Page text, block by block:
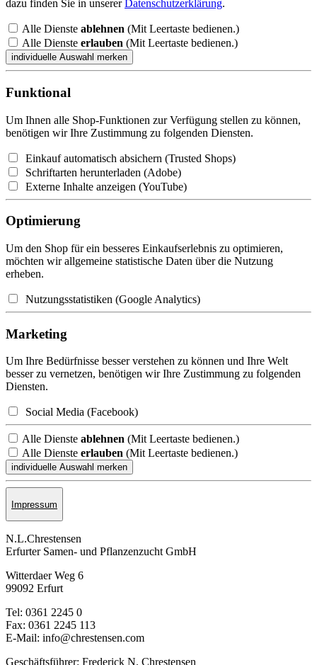
dazu finden Sie in unsererDatenschutzerklärung.
Alle Dienste ablehnen (Mit Leertaste bedienen.)
Alle Dienste erlauben (Mit Leertaste bedienen.)
Funktional
Um Ihnen alle Shop-Funktionen zur Verfügung stellen zu können,
benötigen wir Ihre Zustimmung zu folgenden Diensten.
Einkauf automatisch absichern (Trusted Shops)
Schriftarten herunterladen (Adobe)
Externe Inhalte anzeigen (YouTube)
Optimierung
Um den Shop für ein besseres Einkaufserlebnis zu optimieren,
möchten wir allgemeine statistische Daten über die Nutzung
erheben.
Nutzungsstatistiken (Google Analytics)
Marketing
Um Ihre Bedürfnisse besser verstehen zu können und Ihre Welt
besser zu vernetzen, benötigen wir Ihre Zustimmung zu folgenden
Diensten.
Social Media (Facebook)
Alle Dienste ablehnen (Mit Leertaste bedienen.)
Alle Dienste erlauben (Mit Leertaste bedienen.)
Impressum
N.L.Chrestensen
Erfurter Samen- und Pflanzen­zucht GmbH
Witterdaer Weg 6
99092 Erfurt
Tel: 0361 2245 0
Fax: 0361 2245 113
E-Mail: info@chrestensen.com
Geschäftsführer: Frederick N. Chrestensen